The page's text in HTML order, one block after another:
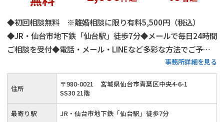
◆初回相談無料 ※離婚相談に限り有料5,500円（税込）
◆JR・仙台市地下鉄「仙台駅」徒歩7分◆メールで毎日24時間
ご相談を受付◆電話・メール・LINEなど多彩な方法でご予約
を受け付けます◆離婚・男女問題解決を得意とする弁護士が在
籍◆「満足度の高い解決を目指して努力することを怠らないこ
と」の実現を目指します
事務所詳細を見る
住所 〒980-0021
宮城県仙台市青葉区中央4-6-1
SS30 21階
最寄り駅 JR・仙台市地下鉄「仙台駅」徒歩7分